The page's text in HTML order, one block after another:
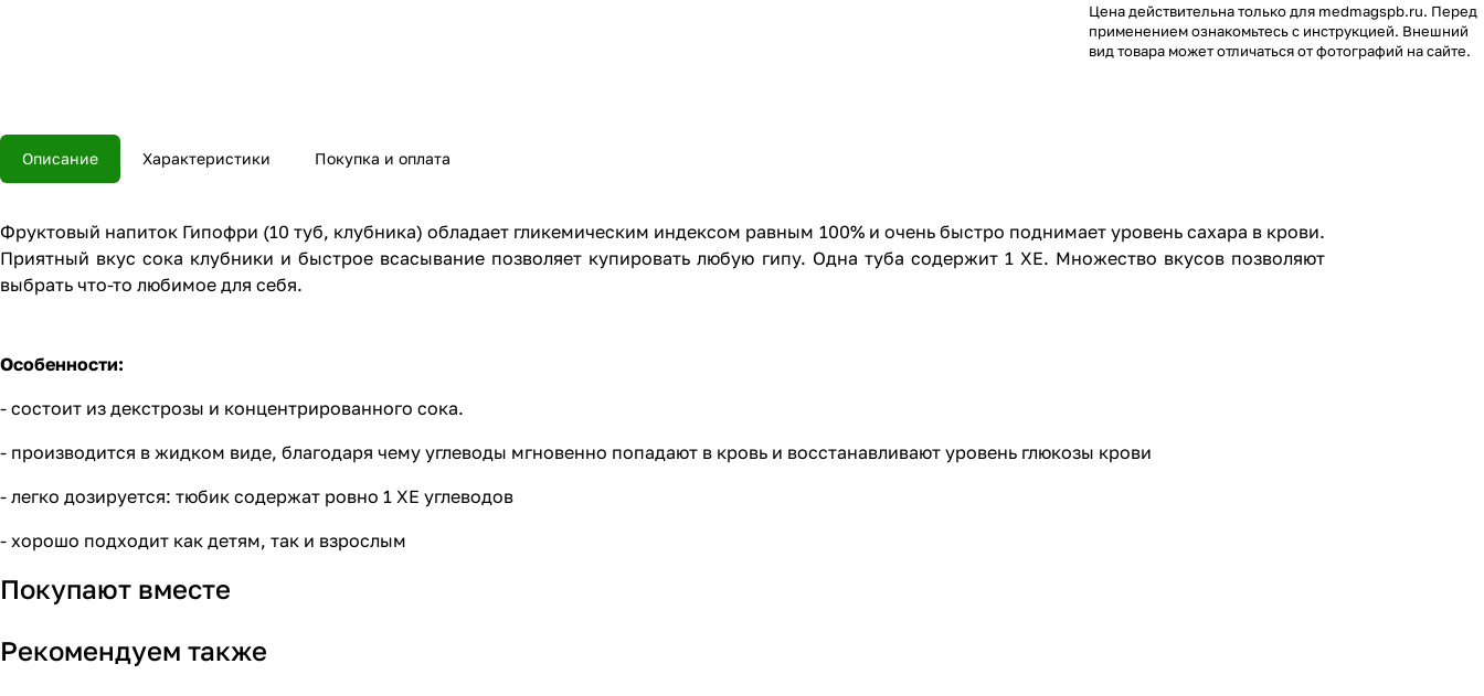
Цена действительна только для medmagspb.ru. Перед
применением ознакомьтесь с инструкцией. Внешний
вид товара может отличаться от фотографий на сайте.
Описание Характеристики Покупка и оплата
Фруктовый напиток Гипофри (10 туб, клубника) обладает гликемическим индексом равным 100% и очень быстро поднимает уровень сахара в крови.
Приятный вкус сока клубники и быстрое всасывание позволяет купировать любую гипу. Одна туба содержит 1 ХЕ. Множество вкусов позволяют
выбрать что-то любимое для себя.
Особенности:
- состоит из декстрозы и концентрированного сока.
- производится в жидком виде, благодаря чему углеводы мгновенно попадают в кровь и восстанавливают уровень глюкозы крови
- легко дозируется: тюбик содержат ровно 1 ХЕ углеводов
- хорошо подходит как детям, так и взрослым
Покупают вместе
Рекомендуем также